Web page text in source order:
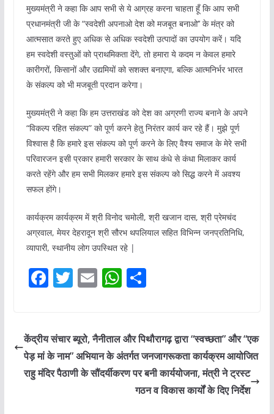
मुख्यमंत्री ने कहा कि आप सभी से ये आग्रह करना चाहता हूँ कि आप सभी
प्रधानमंत्री जी के “स्वदेशी अपनाओ देश को मजबूत बनाओ’’ के मंत्र को
आत्मसात करते हुए अधिक से अधिक स्वदेशी उत्पादों का उपयोग करें। यदि
हम स्वदेशी वस्तुओं को प्राथमिकता देंगे, तो हमारा ये कदम न केवल हमारे
कारीगरों, किसानों और उद्यमियों को सशक्त बनाएगा, बल्कि आत्मनिर्भर भारत
के संकल्प को भी मजबूती प्रदान करेगा।
मुख्यमंत्री ने कहा कि हम उत्तराखंड को देश का अग्रणी राज्य बनाने के अपने
“विकल्प रहित संकल्प” को पूर्ण करने हेतु निरंतर कार्य कर रहे हैं। मुझे पूर्ण
विश्वास है कि हमारे इस संकल्प को पूर्ण करने के लिए वैश्य समाज के मेरे सभी
परिवारजन इसी प्रकार हमारी सरकार के साथ कंधे से कंधा मिलाकर कार्य
करते रहेंगे और हम सभी मिलकर हमारे इस संकल्प को सिद्ध करने में अवश्य
सफल होंगे।
कार्यक्रम कार्यक्रम में श्री विनोद चमोली, श्री खजान दास, श्री प्रेमचंद
अग्रवाल, मेयर देहरादून श्री सौरभ थपलियाल सहित विभिन्न जनप्रतिनिधि,
व्यापारी, स्थानीय लोग उपस्थित रहे |
F
e
b
o
T
er
E
l
W
s
A
p
S
e
केंद्रीय संचार ब्यूरो, नैनीताल और पिथौरागढ़ द्वारा “स्वच्छता” और “एक
पेड़ मां के नाम” अभियान के अंतर्गत जनजागरूकता कार्यक्रम आयोजित
राहु मंदिर पैठाणी के सौंदर्यीकरण पर बनी कार्ययोजना, मंत्री ने ट्रस्ट
गठन व विकास कार्यों के दिए निर्देश